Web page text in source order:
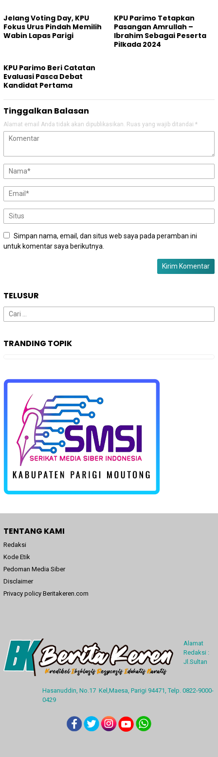
Jelang Voting Day, KPU
Fokus Urus Pindah Memilih
Wabin Lapas Parigi
KPU Parimo Tetapkan
Pasangan Amrullah –
Ibrahim Sebagai Peserta
Pilkada 2024
KPU Parimo Beri Catatan
Evaluasi Pasca Debat
Kandidat Pertama
Tinggalkan Balasan
Alamat email Anda tidak akan dipublikasikan. Ruas yang wajib ditandai *
Simpan nama, email, dan situs web saya pada peramban ini
untuk komentar saya berikutnya.
TELUSUR
Cari
untuk:
TRANDING TOPIK
TENTANG KAMI
Redaksi
Kode Etik
Pedoman Media Siber
Disclaimer
Privacy policy Beritakeren.com
Alamat
Redaksi :
Jl.Sultan
Hasanuddin, No.17 Kel,Maesa, Parigi 94471, Telp. 0822-9000-
0429